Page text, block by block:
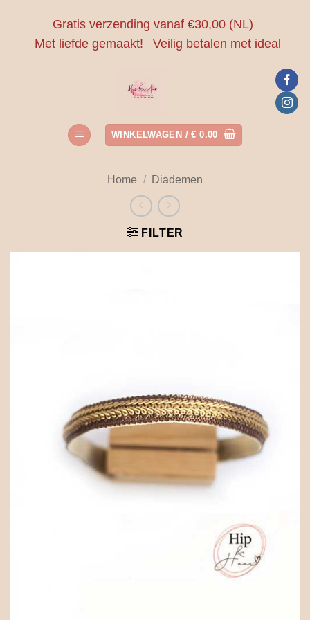
Gratis verzending vanaf €30,00 (NL)
Met liefde gemaakt!
Veilig betalen met ideal
WINKELWAGEN /€ 0.00
Home / Diademen
FILTER